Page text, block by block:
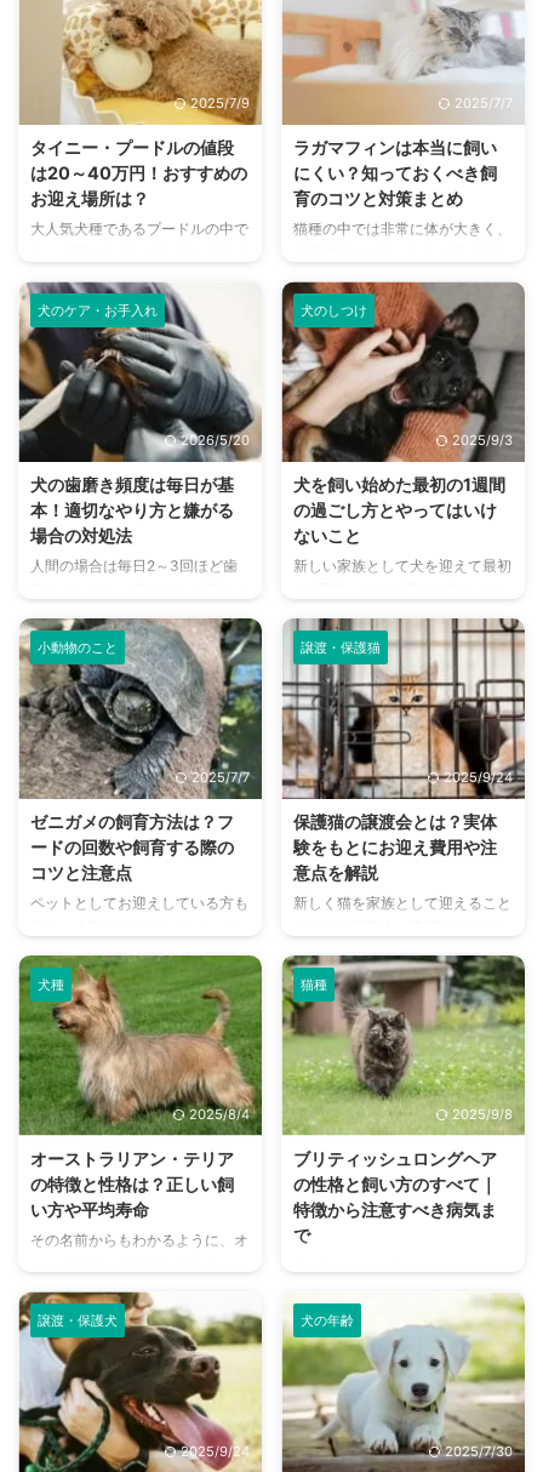
いですよね。 ただ、ドッグフー
ドと言っても今では非常に多くの
種類があり、どれを買ったらいい
のか悩んだり、値段がどれぐらい
するのか気になるところでしょ
う。 この記事では、ドッグフー
ドにかかる費用について解説して
いきます。ドッグフード代のほか
に必要となる費用についてもお伝
えしていくので、最後まで目を通
の結論 犬の食事は3種類あり、シ
...
ったことでも知られていますよ
ね。 値段相場は幅広いのです
が、その基準などについても詳し
く解説しています。 またブリテ
ィッシュショートヘアの性格や、
お迎えするにあたっての注意点な
ども詳しくご紹介しています。
ぜひこの記事を参考にして、ブリ
ティッシュショートヘアの魅力に
触れてみてくださいね。 この記
トヘアの値段は6万円～40万円
ブ ...
2025/7/9
タイニー・プードルの値段
は20～40万円！おすすめの
お迎え場所は？
大人気犬種であるプードルの中で
らに小さいのが、タイニー・プー
ドルです。 「タイニー＝小さ
な」という意味を持つこともあ
り、小さな体と穏やかな性格で、
迎え入れるご家庭が増えつつあり
ます。 この記事ではタイニー・
プードルの一般的な価格や高値で
取引される理由をはじめ、毛色や
性格、元気な愛犬選びのポイント
などをまとめました。 お迎えし
たいと思っている方や、今後迎え
る予定がある方に役立つ情報を集
めました。 この記事の結論 タイ
万円～40万円前後と、やや高め
の ...
2025/7/7
ラガマフィンは本当に飼い
にくい？知っておくべき飼
育のコツと対策まとめ
猫種の中では非常に体が大きく、
る猫のテディベアことラガマフィ
ン。 その体の大きさや長毛種で
あることから、飼いにくいといわ
れることも多いですが、本当にそ
うなのでしょうか。 この記事で
は実際の性格や特徴はどのような
猫なのかや、飼い方などについて
も詳しく解説しています。 愛ら
しさたっぷりのラガマフィンにつ
いてぜひ知ってみてくださいね。
この記事の結論 ラガマフィンは
優しく穏やかな性格なので、初心
者でも比較的飼いやすい猫種 大
ースを確保しておくことが大切 ...
犬のケア・お手入れ
2026/5/20
犬の歯磨き頻度は毎日が基
本！適切なやり方と嫌がる
場合の対処法
人間の場合は毎日2～3回ほど歯
うに、犬の場合も歯磨きが必要と
されているのです。 では愛犬の
歯磨きは、どれくらいのペースで
行えばいいのか？歯磨きのやり方
は？といった疑問もあるでしょ
う。 犬にとって適切な歯磨きの
やり方と、もし嫌がってしまった
場合にはどうすればいいのか、そ
の対処法をまとめました。 健康
的な口腔状況を維持するために
も、愛犬の歯磨き頻度や基本的な
やり方を確認してみましょう。
この記事の結論 人間同様に犬に
いと歯周病の原因になる 歯磨き
の頻 ...
犬のしつけ
2025/9/3
犬を飼い始めた最初の1週間
の過ごし方とやってはいけ
ないこと
新しい家族として犬を迎えて最初
のが犬にとって良いのでしょう
か。 これまでに犬を迎えてきた
家庭ならば手順がわかっているこ
とも多いものの、そうでない場合
には不安や疑問も多いでしょう。
そこでこの記事では、愛犬との最
初の1週間の過ごし方、やっては
いけないポイントについて詳しく
解説しています。 大切な家族と
してこれから楽しく過ごしていく
ためにも、ぜひ参考にしてみてく
ださいね。 この記事の結論 犬を
お迎えした最初の1週間は、新し
えした愛犬が安心して過ごして ...
小動物のこと
2025/7/7
ゼニガメの飼育方法は？フ
ードの回数や飼育する際の
コツと注意点
ペットとしてお迎えしている方も
モンではなく、数十センチほどの
立派な亀です。 この記事では詳
しい飼育の方法などを解説してい
ます。またフードをあげる回数な
ど、飼育の注意点やコツといった
気になるポイントをまとめまし
た。 飼いやすいとは言っても、
適切な飼い方というものがあるも
れからお迎えを考えている方もぜ
ひ参考にしてみてくださいね。
この記事の結論 ゼニガメは温厚
な個体が多く、懐きやすいため初
20cm～30cmほどになるが、 ...
譲渡・保護猫
2025/9/24
保護猫の譲渡会とは？実体
験をもとにお迎え費用や注
意点を解説
新しく猫を家族として迎えること
ったことが行われているのか、気
になる人も多いですよね。 どん
な場所で開催されているのか？行
けばすぐ譲渡してもらえるのか？
費用はかかるのか？といった疑問
も多いはず。 この記事では保護
猫の譲渡会について、利用するメ
リット・デメリットから注意点ま
でまとめました。 保護猫を引き
取る上で、ぜひ候補に入れたい譲
渡会とは？譲渡の流れなどもご紹
介しています。 この記事の結論
なんらかの理由によってやむを得
を、保護猫という 譲渡会ではこ
...
犬種
2025/8/4
オーストラリアン・テリア
の特徴と性格は？正しい飼
い方や平均寿命
その名前からもわかるように、オ
トラリアン・テリア。テリア犬種
のひとつで、計画的な交配によっ
て1870年代に誕生した犬種で
す。 とても長い被毛を持ち、テ
リア種ならではのやんちゃさも持
ち合わせている、人気の長い犬
種。特徴的な見た目でもあるオー
ストラリアン・テリアの性格や寿
猫種
2025/9/8
ブリティッシュロングヘア
の性格と飼い方のすべて｜
特徴から注意すべき病気ま
で
ートヘアから改良され、イングラ
ンドで生まれたブリティッシュロ
ングヘア。 全体的に丸みを帯び
ているその体格が愛らしく、しか
し気品漂う上品さも持ち合わせて
いる猫種です。 日本ではブリテ
ィッシュショートヘアの方が広く
知られていると思いますが、ロン
譲渡・保護犬
2025/9/24
犬の年齢
2025/7/30